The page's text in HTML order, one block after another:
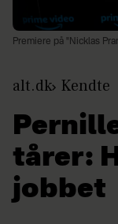
Premiere på "Nicklas
alt.dk Kendte
tårer:
jobbet